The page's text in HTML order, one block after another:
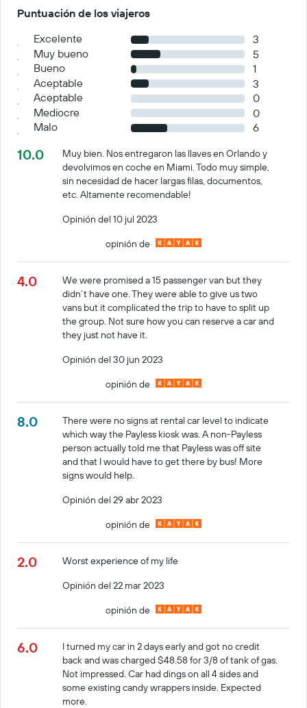
Puntuación de los viajeros
Excelente
3
Muy bueno
5
Bueno
1
Aceptable
3
Aceptable
0
Mediocre
0
Malo
6
10.0
Muy bien. Nos entregaron las llaves en Orlando y
devolvimos en coche en Miami. Todo muy simple,
sin necesidad de hacer largas filas, documentos,
etc. Altamente recomendable!
Opinión del 10 jul 2023
opinión de
4.0
We were promised a 15 passenger van but they
didn’t have one. They were able to give us two
vans but it complicated the trip to have to split up
the group. Not sure how you can reserve a car and
they just not have it.
Opinión del 30 jun 2023
opinión de
8.0
There were no signs at rental car level to indicate
which way the Payless kiosk was. A non-Payless
person actually told me that Payless was off site
and that I would have to get there by bus! More
signs would help.
Opinión del 29 abr 2023
opinión de
2.0
Worst experience of my life
Opinión del 22 mar 2023
opinión de
6.0
I turned my car in 2 days early and got no credit
back and was charged $48.58 for 3/8 of tank of gas.
Not impressed. Car had dings on all 4 sides and
some existing candy wrappers inside. Expected
more.